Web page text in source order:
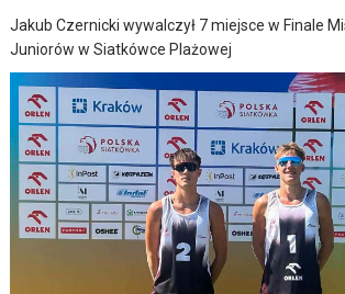
Jakub Czernicki wywalczył 7 miejsce w Finale
Juniorów w Siatkówce Plażowej